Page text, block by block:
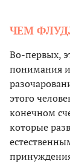
ЧЕМ
Во-первых,
понимания
этого
конечном
которые